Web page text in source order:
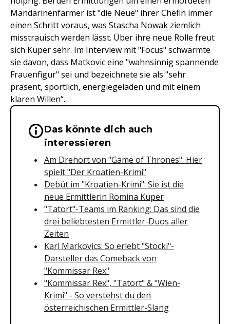
Mandarinenfarmer ist "die Neue" ihrer Chefin immer
einen Schritt voraus, was Stascha Nowak ziemlich
misstrauisch werden lässt. Über ihre neue Rolle freut
sich Küper sehr. Im Interview mit "Focus" schwärmte
sie davon, dass Matkovic eine "wahnsinnig spannende
Frauenfigur" sei und bezeichnete sie als "sehr
präsent, sportlich, energiegeladen und mit einem
klaren Willen“.
Wichtige Hinweise &
Das könnte dich auch
interessieren
Am Drehort von "Game of Thrones": Hier
spielt "Der Kroatien-Krimi"
Debüt im "Kroatien-Krimi": Sie ist die
neue Ermittlerin Romina Küper
"Tatort"-Teams im Ranking: Das sind die
drei beliebtesten Ermittler-Duos aller
Zeiten
Karl Markovics: So erlebt "Stocki"-
Darsteller das Comeback von
"Kommissar Rex"
"Kommissar Rex", "Tatort" & "Wien-
Krimi" - So verstehst du den
österreichischen Ermittler-Slang